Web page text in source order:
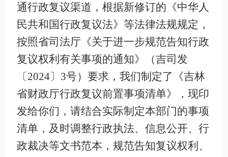
通行政复议渠道，根据新修订的《中华人
民共和国行政复议法》等法律法规规定，
按照省司法厅《关于进一步规范告知行政
复议权利有关事项的通知》（吉司发
〔2024〕 3号）要求，我们制定了《吉林
省财政厅行政复议前置事项清单》，现印
发给你们，请结合实际制定本部门的事项
清单，及时调整行政执法、信息公开、行
政裁决等文书范本，规范告知复议权利、